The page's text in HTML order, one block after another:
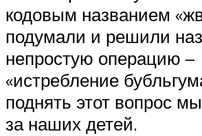
кодовым названием
подумали и решили
непростую операцию –
«истребление
поднять этот вопрос
за наших детей.